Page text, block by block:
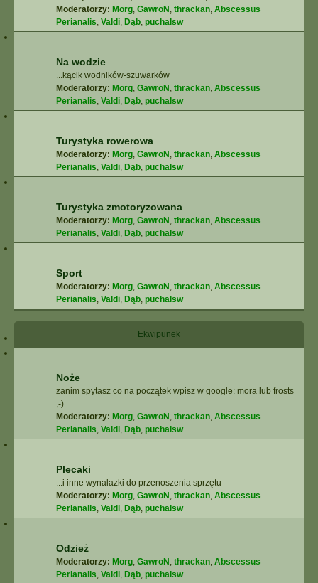
Moderatorzy: Morg, GawroN , thrackan, Abscessus
Perianalis, Valdi, Dąb, puchalsw
Na wodzie
...kącik wodników-szuwarków
Moderatorzy: Morg, GawroN , thrackan, Abscessus
Perianalis, Valdi, Dąb, puchalsw
Turystyka rowerowa
Moderatorzy: Morg, GawroN , thrackan, Abscessus
Perianalis, Valdi, Dąb, puchalsw
Turystyka zmotoryzowana
Moderatorzy: Morg, GawroN , thrackan, Abscessus
Perianalis, Valdi, Dąb, puchalsw
Sport
Moderatorzy: Morg, GawroN , thrackan, Abscessus
Perianalis, Valdi, Dąb, puchalsw
Ekwipunek
Noże
zanim spytasz co na początek wpisz w google: mora lub frosts
;-)
Moderatorzy: Morg, GawroN , thrackan, Abscessus
Perianalis, Valdi, Dąb, puchalsw
Plecaki
...i inne wynalazki do przenoszenia sprzętu
Moderatorzy: Morg, GawroN , thrackan, Abscessus
Perianalis, Valdi, Dąb, puchalsw
Odzież
Moderatorzy: Morg, GawroN , thrackan, Abscessus
Perianalis, Valdi, Dąb, puchalsw